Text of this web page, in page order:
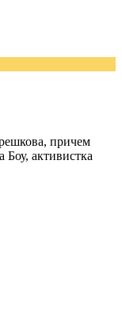
причем
активистка